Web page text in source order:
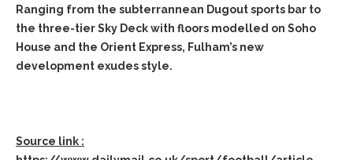
Ranging from the subterrannean Dugout sports bar to
the three-tier Sky Deck with floors modelled on Soho
House and the Orient Express, Fulham’s new
development exudes style.
Source link :